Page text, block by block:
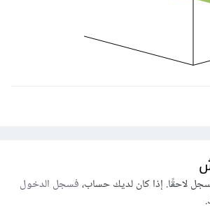
لاحقًا. إذا كان لديك حساب،فسجل الدخول